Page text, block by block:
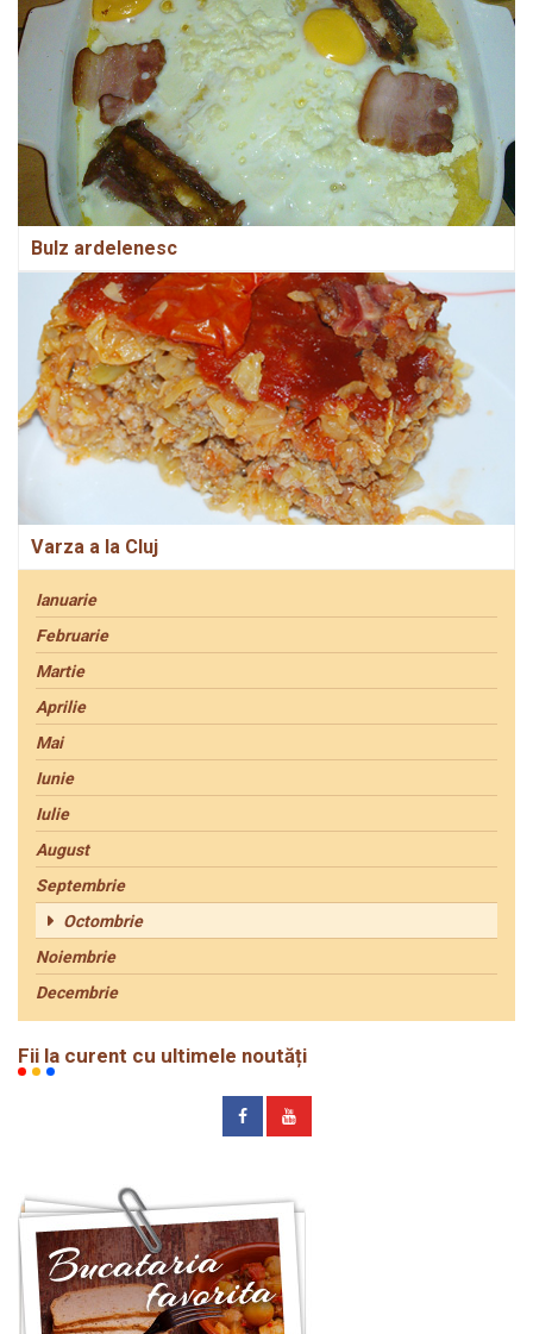
Bulz ardelenesc
Varza a la Cluj
Ianuarie
Februarie
Martie
Aprilie
Mai
Iunie
Iulie
August
Septembrie
Octombrie
Noiembrie
Decembrie
Fii la curent cu ultimele noutăți